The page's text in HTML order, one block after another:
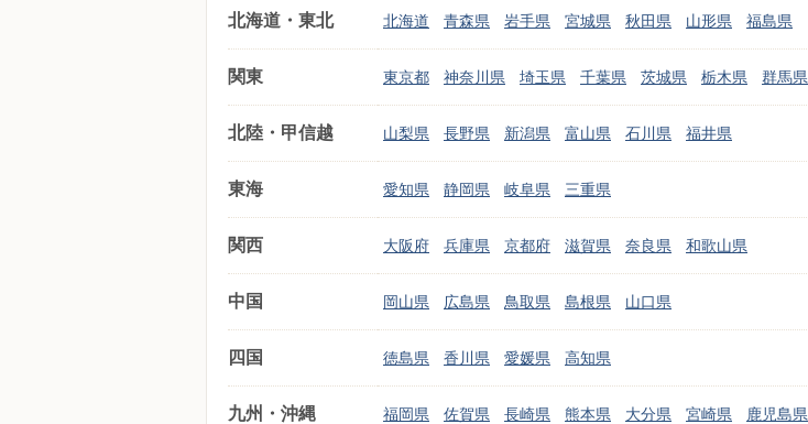
北海道・東北 北海道 青森県 岩手県 宮城県 秋田県 山形県 福島県
関東 東京都 神奈川県 埼玉県 千葉県 茨城県 栃木県 群馬県
北陸・甲信越 山梨県 長野県 新潟県 富山県 石川県 福井県
東海 愛知県 静岡県 岐阜県 三重県
関西 大阪府 兵庫県 京都府 滋賀県 奈良県 和歌山県
中国 岡山県 広島県 鳥取県 島根県 山口県
四国 徳島県 香川県 愛媛県 高知県
九州・沖縄 福岡県 佐賀県 長崎県 熊本県 大分県 宮崎県 鹿児島県